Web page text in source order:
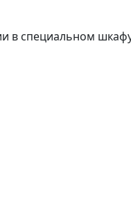
в специальном